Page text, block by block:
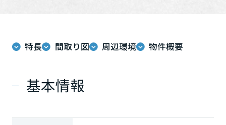
特長 間取り図 周辺環境 物件概要
基本情報